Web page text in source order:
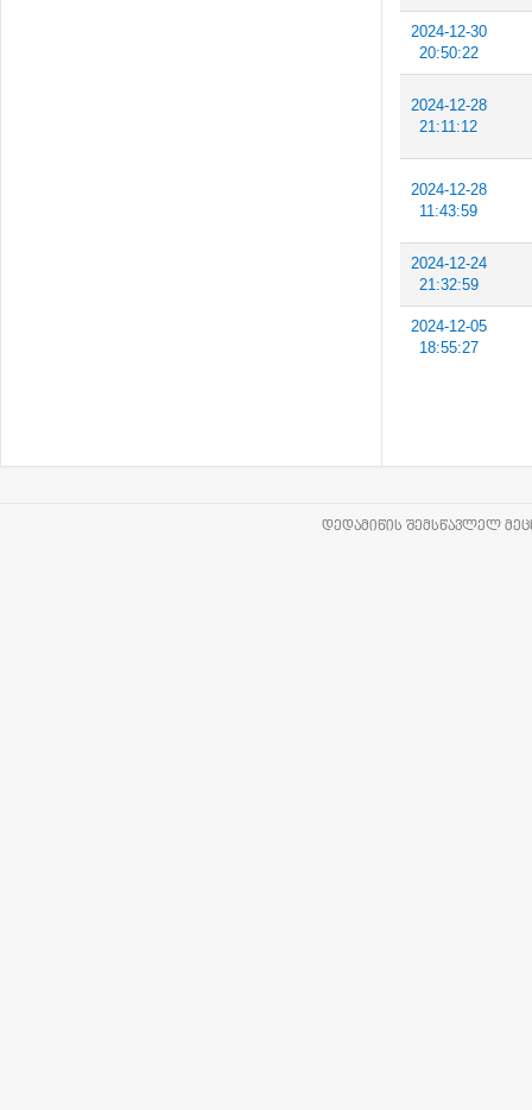
2024-12-30
20:50:22
2024-12-28
21:11:12
2024-12-28
11:43:59
2024-12-24
21:32:59
2024-12-05
18:55:27
ᲓᲔᲓᲐᲛᲘᲬᲘᲡ ᲨᲔᲛᲡᲬᲐᲕᲚᲔᲚ